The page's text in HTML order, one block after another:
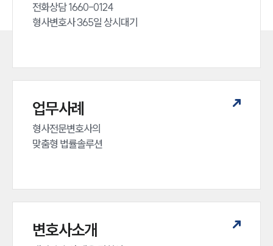
전화상담 1660-0124
형사변호사 365일 상시대기
업무사례
형사전문변호사의
맞춤형 법률솔루션
변호사소개